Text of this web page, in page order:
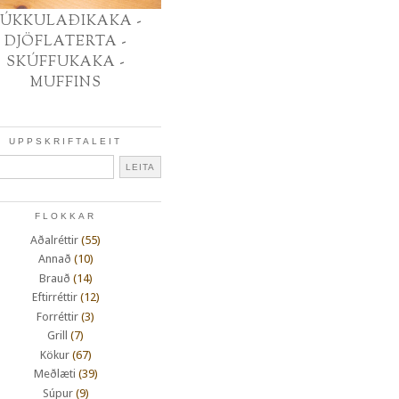
-
DJÖFLATERTA -
SKÚFFUKAKA -
MUFFINS
UPPSKRIFTALEIT
FLOKKAR
Aðalréttir (55)
Annað (10)
Brauð (14)
Eftirréttir (12)
Forréttir (3)
Grill
(7)
Kökur (67)
Meðlæti (39)
Súpur (9)